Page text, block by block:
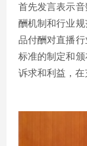
首先发言表示
酬机制和行业
品付酬对直播
标准的制定和
诉求和利益，在